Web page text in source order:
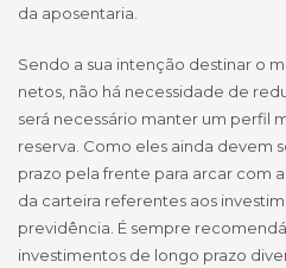
da aposentaria.
Sendo a sua intenção destinar o
netos, não há necessidade de
será necessário manter um perfil
reserva. Como eles ainda devem
prazo pela frente para arcar com
da carteira referentes aos
previdência. É sempre
investimentos de longo prazo